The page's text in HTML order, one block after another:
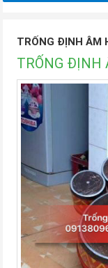
TRỐNG ĐỊNH ÂM
TRỐNG ĐỊNH